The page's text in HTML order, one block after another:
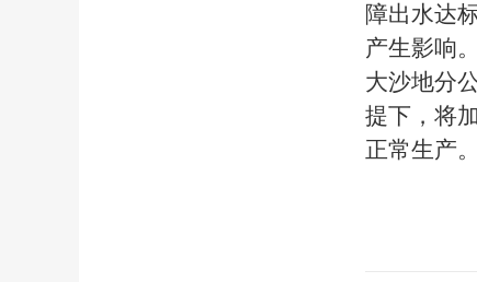
障出水达
产生影响。
大沙地分
提下，将
正常生产。